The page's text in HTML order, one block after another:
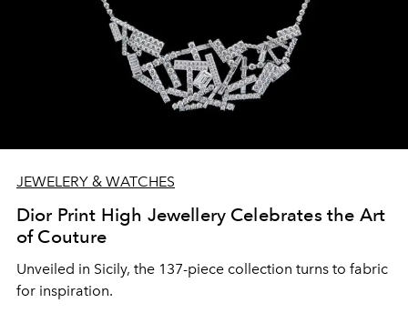
JEWELERY & WATCHES
Dior Print High Jewellery Celebrates the Art
of Couture
Unveiled in Sicily, the 137-piece collection turns to fabric
for inspiration.